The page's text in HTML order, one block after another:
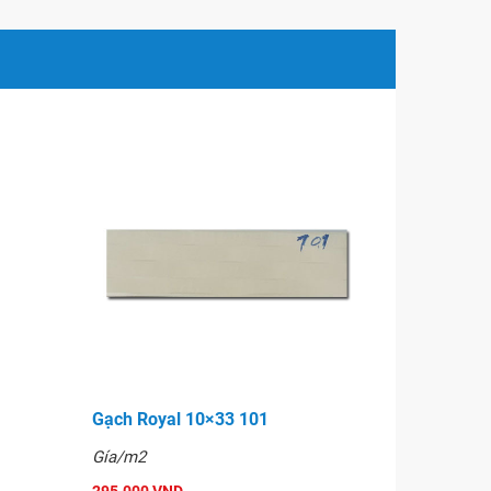
Gạch Royal 10×33 101
Gía/m2